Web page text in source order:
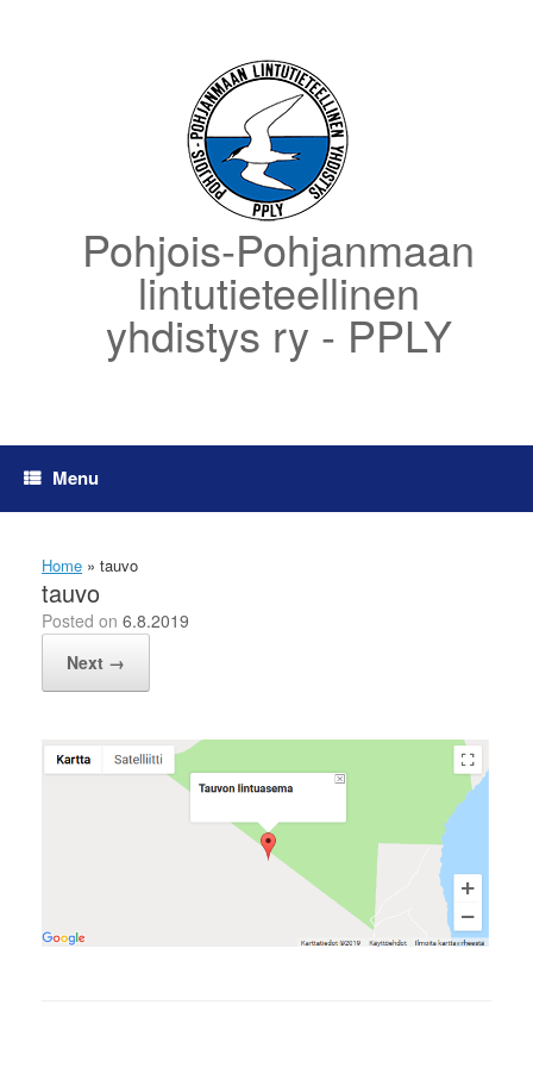
Pohjois-Pohjanmaan
lintutieteellinen
yhdistys ry - PPLY
Menu
Home » tauvo
tauvo
Posted on 6.8.2019
Next →